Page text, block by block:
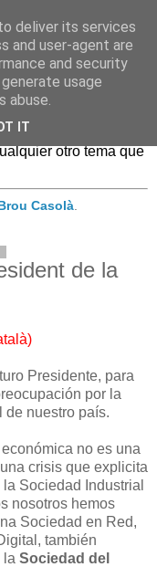
noticias, anécdotas,
uso de estas TIC en
otro tema que
Casolà.
de la
)
Presidente, para
por la
de nuestro país.
no es una
crisis que explicita
Sociedad Industrial
nosotros hemos
Sociedad en Red,
también
la Sociedad del
deliver its services
and user-agent are
and security
usage
abuse.
IT